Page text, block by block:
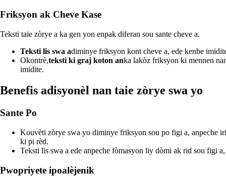
Friksyon ak Cheve Kase
Teksti taie zòrye a ka gen yon enpak diferan sou sante cheve a.
Teksti lis swa adiminye friksyon kont cheve a, ede kenbe
Okontrè,teksti ki graj koton anka lakòz friksyon ki mennen
imidite.
Benefis adisyonèl nan taie zòrye swa yo
Sante Po
Kouvèti zòrye swa yo diminye friksyon sou po figi a, anpeche
ki pi rèd.
Teksti lis swa a ede anpeche fòmasyon liy dòmi ak rid sou figi
Pwopriyete ipoalèjenik